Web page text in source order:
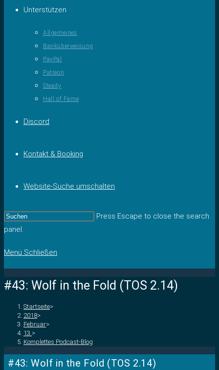
Unterstützen
Allgemeines
Banküberweisung
PayPal
Patreon
Steady
Hall of Fame
Discord
Kontakt & Booking
Website-Suche umschalten
Press Escape to close the search
panel.
Menü Schließen
#43: Wolf in the Fold (TOS 2.14)
Startseite>
2018>
Februar>
13. >
Komplettes Podcast-Blog
#43: Wolf in the Fold (TOS 2.14)